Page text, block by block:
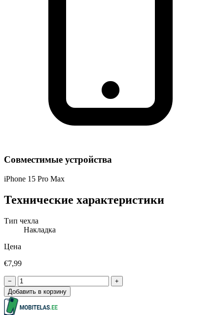
Совместимые устройства
iPhone 15 Pro Max
Технические характеристики
Тип чехла
Накладка
Цена
€7,99
−
+
Добавить в корзину